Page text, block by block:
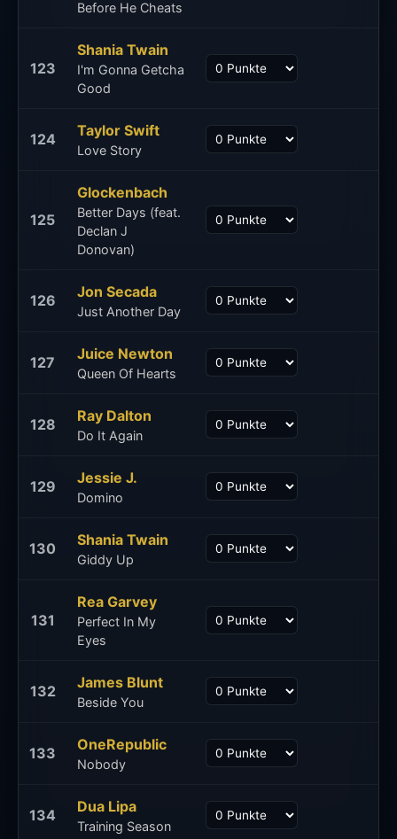
Before He Cheats
123
Shania Twain
I'm Gonna Getcha
Good
124 Taylor Swift
Love Story
125
Glockenbach
Better Days (feat.
Declan J
Donovan)
126 Jon Secada
Just Another Day
127 Juice Newton
Queen Of Hearts
128 Ray Dalton
Do It Again
129 Jessie J.
Domino
130 Shania Twain
Giddy Up
131
Rea Garvey
Perfect In My
Eyes
132 James Blunt
Beside You
133 OneRepublic
Nobody
134 Dua Lipa
Training Season